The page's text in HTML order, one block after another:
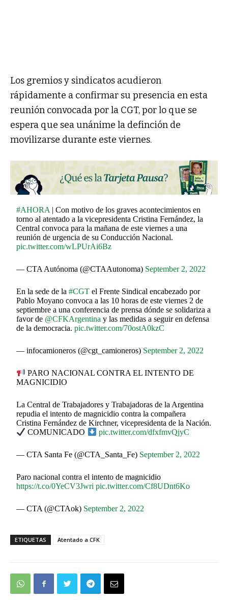
Los gremios y sindicatos acudieron
rápidamente a confirmar su presencia en esta
reunión convocada por la CGT, por lo que se
espera que sea unánime la definción de
movilizarse durante este viernes.
#AHORA | Con motivo de los graves acontecimientos en
torno al atentado a la vicepresidenta Cristina Fernández, la
Central convoca para la mañana de este viernes a una
reunión de urgencia de su Conducción Nacional.
pic.twitter.com/wLPUrAi6Bz
— CTA Autónoma (@CTAAutonoma) September 2, 2022
En la sede de la#CGT el Frente Sindical encabezado por
Pablo Moyano convoca a las 10 horas de este viernes 2 de
septiembre a una conferencia de prensa dónde se solidariza a
favor de @CFKArgentina y las medidas a seguir en defensa
de la democracia.pic.twitter.com/70ostA0kzC
— infocamioneros (@cgt_camioneros) September 2, 2022
PARO NACIONAL CONTRA EL INTENTO DE
MAGNICIDIO
La Central de Trabajadores y Trabajadoras de la Argentina
repudia el intento de magnicidio contra la compañera
Cristina Fernández de Kirchner, vicepresidenta de la Nación.
COMUNICADO
pic.twitter.com/dfxfmvQjyC
— CTA Santa Fe (@CTA_Santa_Fe) September 2, 2022
Paro nacional contra el intento de magnicidio
https://t.co/0YeCV3Jwri pic.twitter.com/Cf8UDnt6Ko
— CTA (@CTAok) September 2, 2022
ETIQUETAS Atentado a CFK